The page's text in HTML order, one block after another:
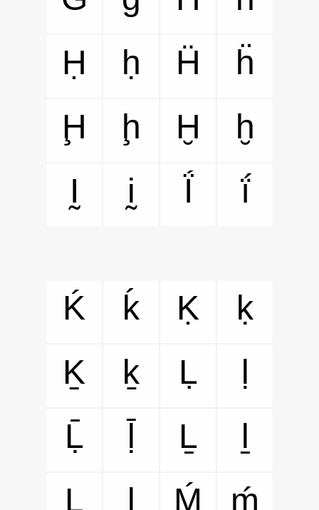
Ḥ
ḥ Ḧ
ḧ
Ḩ
ḩ Ḫ
ḫ
Ḭ
ḭ Ḯ ḯ
Ḱ ḱ Ḳ
ḳ
Ḵ
ḵ Ḷ
ḷ
Ḹ
ḹ Ḻ
ḻ
Ḽ
ḽ Ḿ ḿ